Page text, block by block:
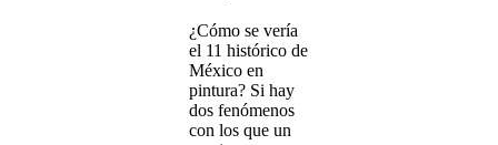
¿Cómo se vería
el 11 histórico de
México en
pintura? Si hay
dos fenómenos
con los que un